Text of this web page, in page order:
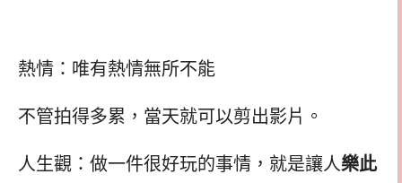
熱情：唯有熱情無所不能
不管拍得多累，當天就可以剪出影片。
人生觀：做一件很好玩的事情，就是讓人樂此